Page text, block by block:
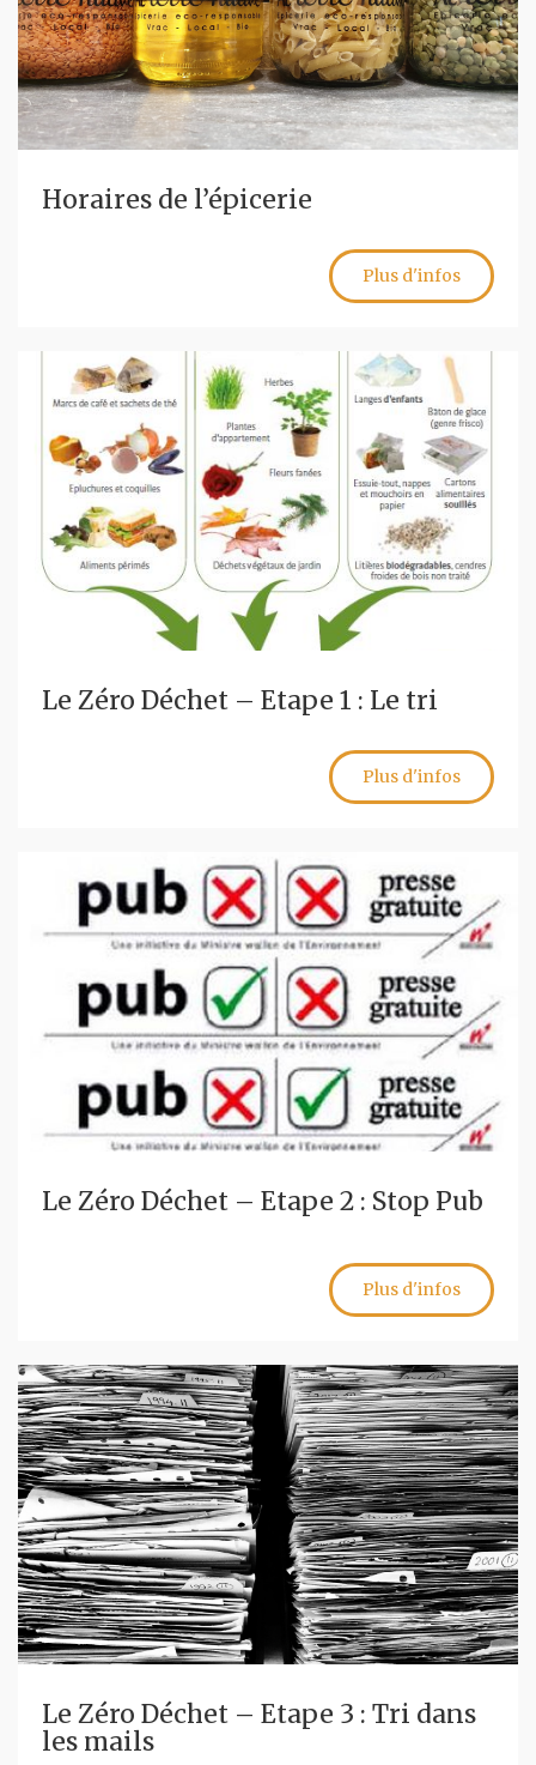
Horaires de l’épicerie
Plus d'infos
Le Zéro Déchet – Etape 1 : Le tri
Plus d'infos
Le Zéro Déchet – Etape 2 : Stop Pub
Plus d'infos
Le Zéro Déchet – Etape 3 : Tri dans
les mails